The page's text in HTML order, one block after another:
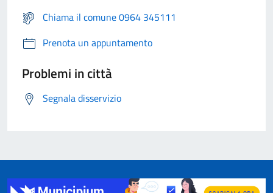
Chiama il comune 0964 345111
Prenota un appuntamento
Problemi in città
Segnala disservizio